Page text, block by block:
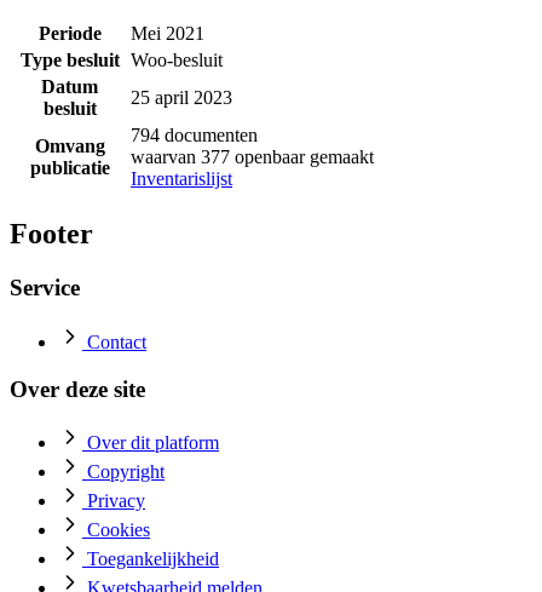
Periode
Mei 2021
Type besluit Woo-besluit
Datum
besluit
25 april 2023
Omvang
publicatie
794 documenten
waarvan 377 openbaar gemaakt
Inventarislijst
Footer
Service
Contact
Over deze site
Over dit platform
Copyright
Privacy
Cookies
Toegankelijkheid